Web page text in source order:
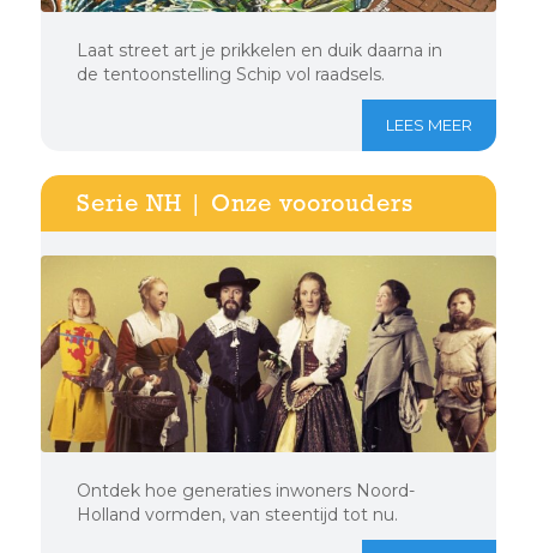
Laat street art je prikkelen en duik daarna in
de tentoonstelling Schip vol raadsels.
LEES MEER
Serie NH | Onze voorouders
Ontdek hoe generaties inwoners Noord-
Holland vormden, van steentijd tot nu.